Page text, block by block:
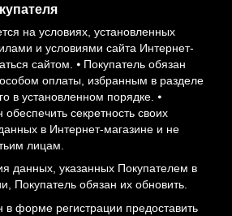
на условиях, установленных
и условиями сайта Интернет-
сайтом. ⦁ Покупатель обязан
оплаты, избранным в разделе
в установленном порядке. ⦁
обеспечить секретность своих
в Интернет-магазине и не
лицам.
данных, указанных Покупателем в
Покупатель обязан их обновить.
в форме регистрации предоставить